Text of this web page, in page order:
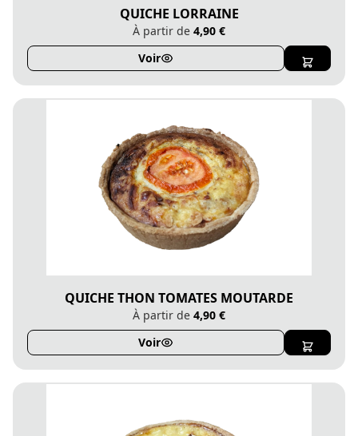
QUICHE LORRAINE
À partir de 4,90 €
Voir
QUICHE THON TOMATES MOUTARDE
À partir de 4,90 €
Voir